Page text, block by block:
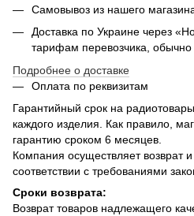
Самовывоз из нашего
Доставка по Украине через
тарифам перевозчика, обычно
Подробнее о доставке
Оплата по реквизитам
Гарантийный срок на
каждого изделия. Как правило,
гарантию сроком 6 месяцев.
Компания осуществляет возврат
соответствии с требованиями
Сроки возврата:
Возврат товаров надлежащего